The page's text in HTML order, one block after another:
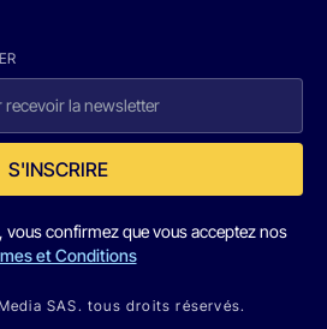
S'INSCRIRE
vous confirmez que vous acceptez nos
et Conditions
SAS. tous droits réservés.